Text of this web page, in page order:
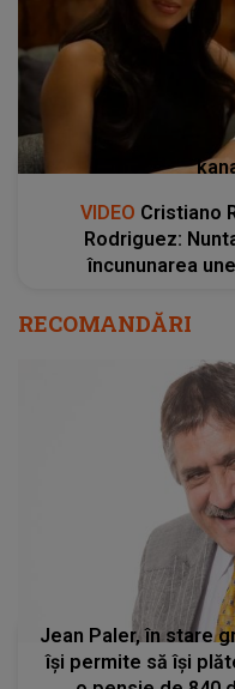
VIDEO Cristiano
Rodriguez:
încununarea
RECOMANDĂRI
Jean Paler, în stare
își permite să își